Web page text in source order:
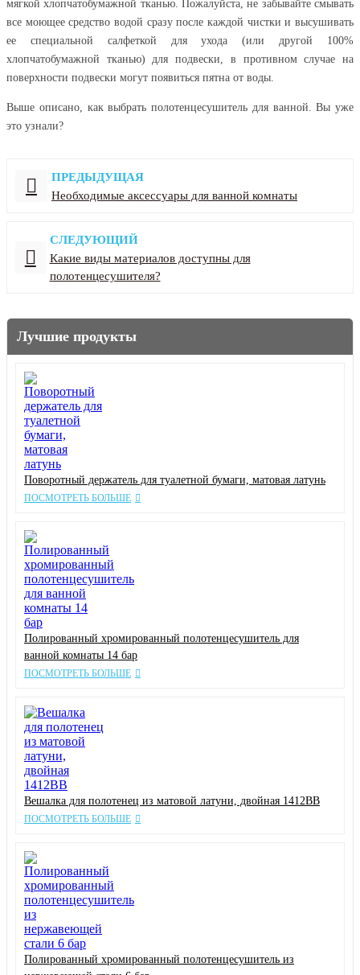
мягкой хлопчатобумажной тканью. Пожалуйста, не забывайте смывать
все моющее средство водой сразу после каждой чистки и высушивать
ее специальной салфеткой для ухода (или другой 100%
хлопчатобумажной тканью) для подвески, в противном случае на
поверхности подвески могут появиться пятна от воды.
Выше описано, как выбрать полотенцесушитель для ванной. Вы уже
это узнали?
ПРЕДЫДУЩАЯ
Необходимые аксессуары для ванной комнаты
СЛЕДУЮЩИЙ
Какие виды материалов доступны для
полотенцесушителя?
Лучшие продукты
Поворотный держатель для туалетной бумаги, матовая латунь
ПОСМОТРЕТЬ БОЛЬШЕ
Полированный хромированный полотенцесушитель для
ванной комнаты 14 бар
ПОСМОТРЕТЬ БОЛЬШЕ
Вешалка для полотенец из матовой латуни, двойная 1412BB
ПОСМОТРЕТЬ БОЛЬШЕ
Полированный хромированный полотенцесушитель из